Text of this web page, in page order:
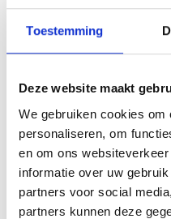
Toestemming
Deze website maakt
We gebruiken cookies
personaliseren, om
en om ons
informatie over uw
partners voor social
partners kunnen deze
€332,74€665,48
Airfan ventilatoren van
en efficiënte luchtafvoer.
betrouwbare
Op voorraad
Aantal